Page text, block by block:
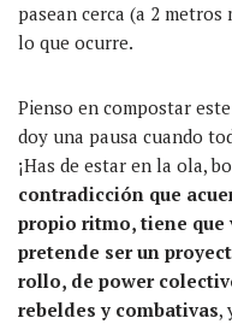
pasean cerca (a 2 metros
lo que ocurre.
Pienso en compostar
doy una pausa cuando
¡Has de estar en la ola,
contradicción que
propio ritmo,tiene que
pretende serun
rollo, de power
rebeldes y combativas,